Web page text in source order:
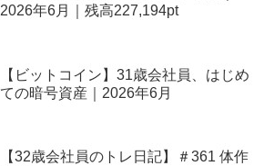
2026年6月｜残高227,194pt
【ビットコイン】31歳会社員、はじめ
ての暗号資産｜2026年6月
【32歳会社員のトレ日記】＃361 体作